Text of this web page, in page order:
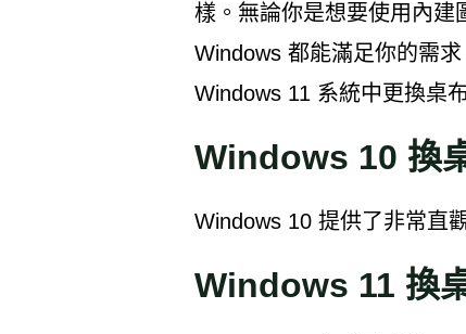
樣。無論你是想要使用內建
Windows 都能滿足你的需
Windows 11 系統中更換桌
Windows 10 換
Windows 10 提供了非常直
Windows 11 換